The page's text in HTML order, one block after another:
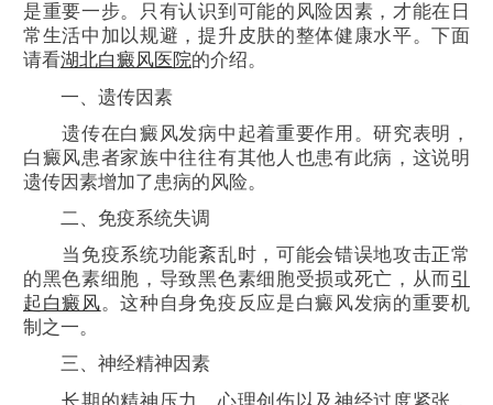
是重要一步。只有认识到可能的风险因素，才能在日
常生活中加以规避，提升皮肤的整体健康水平。下面
请看湖北白癜风医院的介绍。
一、遗传因素
遗传在白癜风发病中起着重要作用。研究表明，
白癜风患者家族中往往有其他人也患有此病，这说明
遗传因素增加了患病的风险。
二、免疫系统失调
当免疫系统功能紊乱时，可能会错误地攻击正常
的黑色素细胞，导致黑色素细胞受损或死亡，从而引
起白癜风。这种自身免疫反应是白癜风发病的重要机
制之一。
三、神经精神因素
长期的精神压力、心理创伤以及神经过度紧张，